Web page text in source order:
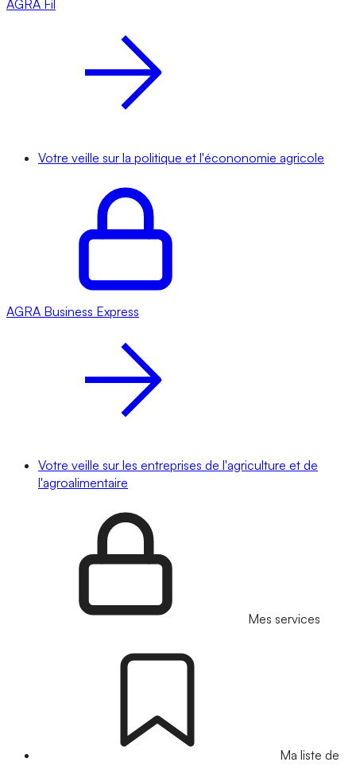
AGRA Fil
Votre veille sur la politique et l'écononomie agricole
AGRA Business Express
Votre veille sur les entreprises de l'agriculture et de
l'agroalimentaire
Mes services
Ma liste de